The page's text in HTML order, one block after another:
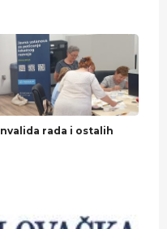
rada i ostalih